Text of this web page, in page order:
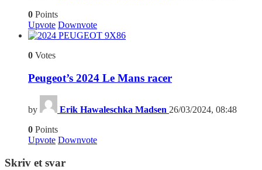
0 Points
Upvote Downvote
6
0 Votes
Peugeot’s 2024 Le Mans racer
by Erik Hawaleschka Madsen 26/03/2024, 08:48
0 Points
Upvote Downvote
Skriv et svar